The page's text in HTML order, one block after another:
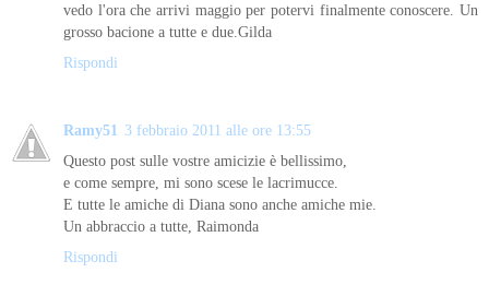
vedo l'ora che arrivi maggio per potervi finalmente conoscere. Un
grosso bacione a tutte e due.Gilda
Rispondi
Ramy51 3 febbraio 2011 alle ore 13:55
Questo post sulle vostre amicizie è bellissimo,
e come sempre, mi sono scese le lacrimucce.
E tutte le amiche di Diana sono anche amiche mie.
Un abbraccio a tutte, Raimonda
Rispondi